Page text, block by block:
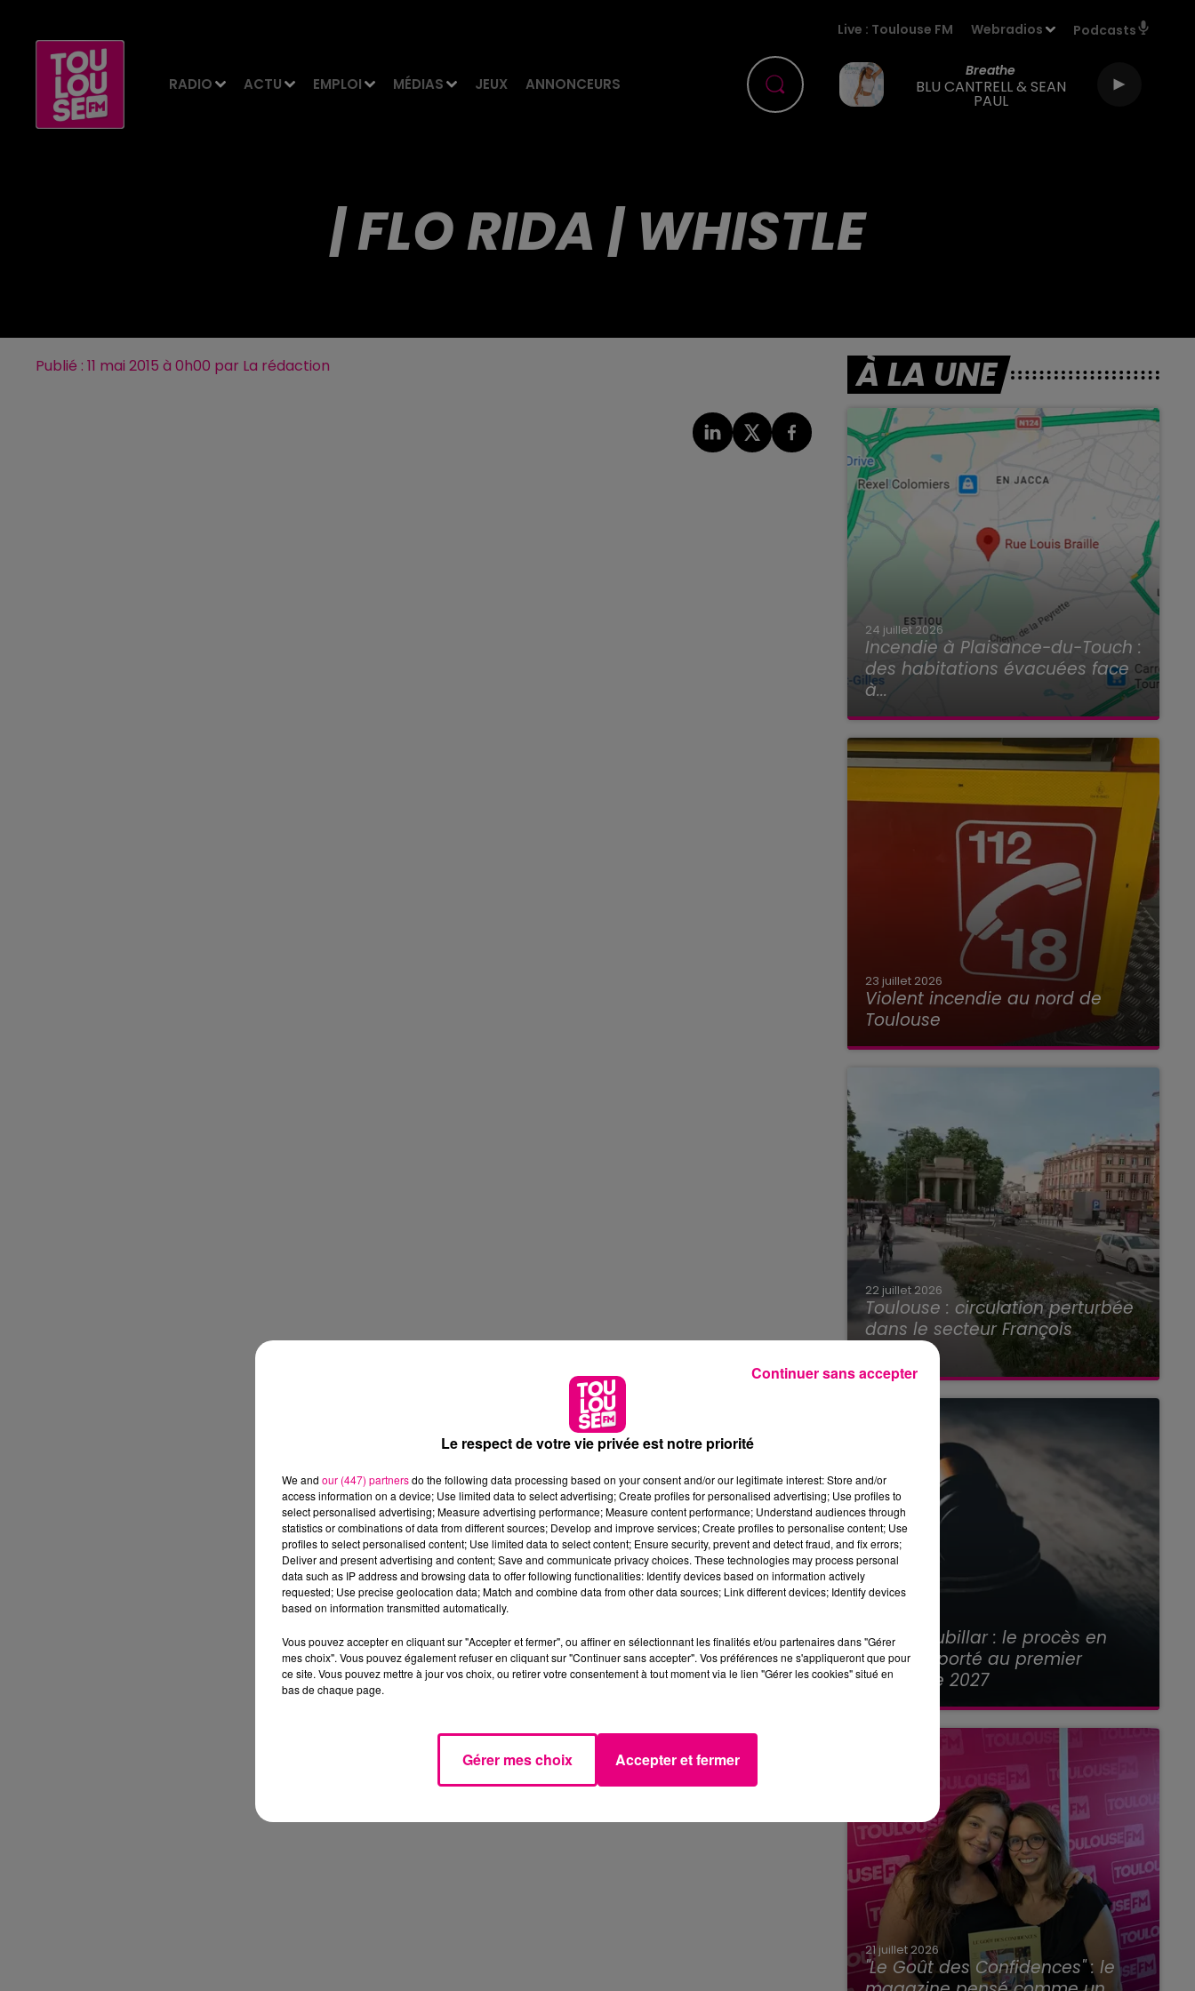
RADIO ACTU EMPLOI MÉDIAS JEUX ANNONCEURS
Live : Toulouse FM Webradios Podcasts
Breathe
BLU CANTRELL & SEAN
PAUL
| FLO RIDA | WHISTLE
Publié : 11 mai 2015 à 0h00 par La rédaction À LA UNE
24 juillet 2026
Incendie à Plaisance-du-Touch :
des habitations évacuées face
à...
23 juillet 2026
Violent incendie au nord de
Toulouse
22 juillet 2026
Toulouse : circulation perturbée
dans le secteur François
Verdier...
Affaire Jubillar : le procès en
appel reporté au premier
semestre 2027
21 juillet 2026
"Le Goût des Confidences" : le
Le respect de votre vie privée est notre priorité
We and our (447) partnersdo the following data processing based on your consent and/or our legitimate interest: Store and/or
access information on a device; Use limited data to select advertising; Create profiles for personalised advertising; Use profiles to
select personalised advertising; Measure advertising performance; Measure content performance; Understand audiences through
statistics or combinations of data from different sources; Develop and improve services; Create profiles to personalise content; Use
profiles to select personalised content; Use limited data to select content; Ensure security, prevent and detect fraud, and fix errors;
Deliver and present advertising and content; Save and communicate privacy choices. These technologies may process personal
data such as IP address and browsing data to offer following functionalities: Identify devices based on information actively
requested; Use precise geolocation data; Match and combine data from other data sources; Link different devices; Identify devices
based on information transmitted automatically.
Vous pouvez accepter en cliquant sur "Accepter et fermer", ou affiner en sélectionnant les finalités et/ou partenaires dans "Gérer
mes choix". Vous pouvez également refuser en cliquant sur "Continuer sans accepter". Vos préférences ne s'appliqueront que pour
ce site. Vous pouvez mettre à jour vos choix, ou retirer votre consentement à tout moment via le lien "Gérer les cookies" situé en
bas de chaque page.
Gérer mes choix Accepter et fermer
Continuer sans accepter